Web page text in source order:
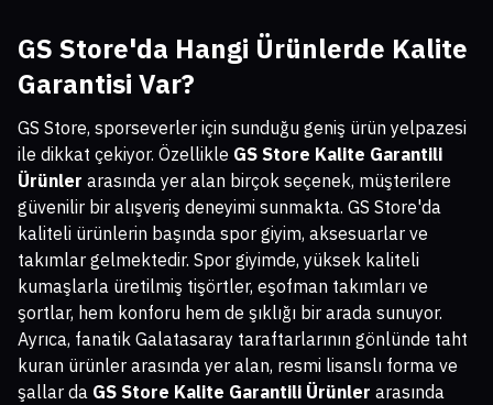
GS Store'da Hangi Ürünlerde Kalite
Garantisi Var?
GS Store, sporseverler için sunduğu geniş ürün yelpazesi
ile dikkat çekiyor. Özellikle GS Store Kalite Garantili
Ürünler arasında yer alan birçok seçenek, müşterilere
güvenilir bir alışveriş deneyimi sunmakta. GS Store'da
kaliteli ürünlerin başında spor giyim, aksesuarlar ve
takımlar gelmektedir. Spor giyimde, yüksek kaliteli
kumaşlarla üretilmiş tişörtler, eşofman takımları ve
şortlar, hem konforu hem de şıklığı bir arada sunuyor.
Ayrıca, fanatik Galatasaray taraftarlarının gönlünde taht
kuran ürünler arasında yer alan, resmi lisanslı forma ve
şallar da GS Store Kalite Garantili Ürünler arasında